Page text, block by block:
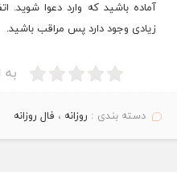
آماده باشید که وارد دعوا
زیادی وجود دارد پس مراقب باشید.
دسته بندی : روزانه ، فال روزانه